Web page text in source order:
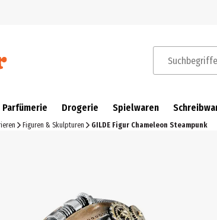
Suchbegriffe /
Parfümerie Drogerie Spielwaren
Figuren & Skulpturen GILDE Figur Chameleon Steampunk